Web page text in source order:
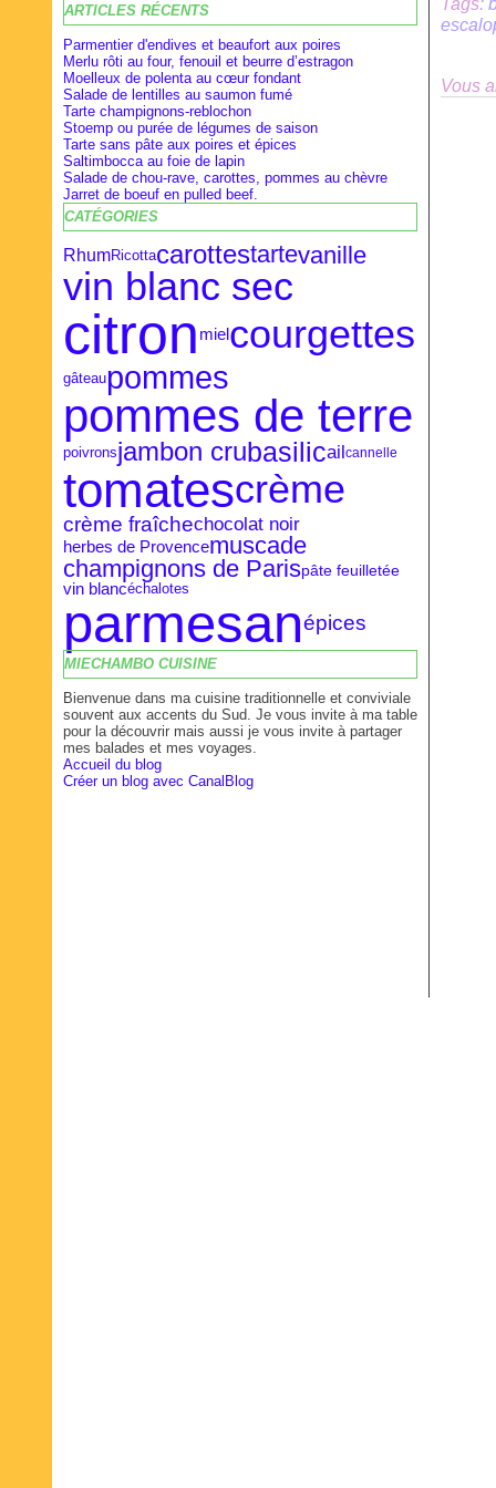
Février(9)
Janvier(8)
Février(16)
Janvier(18)
Avril(28)
Mars(27)
ARTICLES RÉCENTS
Parmentier d'endives et beaufort aux poires
Merlu rôti au four, fenouil et beurre d’estragon
Moelleux de polenta au cœur fondant
Salade de lentilles au saumon fumé
Tarte champignons-reblochon
Stoemp ou purée de légumes de saison
Tarte sans pâte aux poires et épices
Saltimbocca au foie de lapin
Salade de chou-rave, carottes, pommes au chèvre
Jarret de boeuf en pulled beef.
CATÉGORIES
RhumRicottacarottestartevanille
vin blanc sec
citron miel courgettes
gâteaupommes
pommes de terre
poivronsjambon crubasilicailcannelle
tomatescrème
crème fraîchechocolat noir
herbes de Provencemuscade
champignons de Parispâte feuilletée
vin blancéchalotes
parmesanépices
MIECHAMBO CUISINE
Bienvenue dans ma cuisine traditionnelle et conviviale
souvent aux accents du Sud. Je vous invite à ma table
pour la découvrir mais aussi je vous invite à partager
mes balades et mes voyages.
Accueil du blog
Créer un blog avec CanalBlog
Tags:
Vous